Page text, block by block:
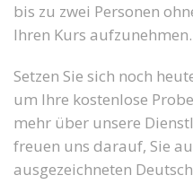
bis zu zwei Personen
Ihren Kurs aufzunehmen.
Setzen Sie sich noch
um Ihre kostenlose
mehr über unsere
freuen uns darauf, Sie
ausgezeichneten